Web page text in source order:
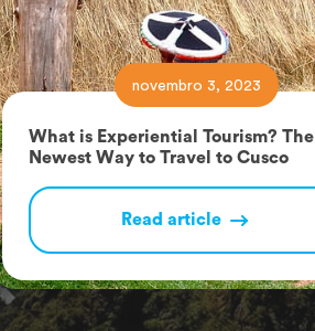
novembro 3, 2023
What is Experiential Tourism? The
Newest Way to Travel to Cusco
Read article